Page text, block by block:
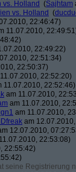
vs. Holland (Sajhtam
vs. Holland (
22:46:47)
11.07.2010,
22:49:22)
22:51:34)
22:50:37)
22:52:20)
11.07.2010, 22:52:46)
am 11.07.2010,
am 11.07.2010,
am 11.07.2010,
am
12.07.2010,
22:53:08)
22:55:42)
seine Registrierung